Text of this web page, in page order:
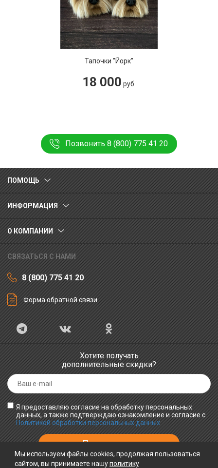
Тапочки "Йорк"
18 000 руб.
Позвонить 8 (800) 775 41 20
ПОМОЩЬ
ИНФОРМАЦИЯ
О КОМПАНИИ
СВЯЗАТЬСЯ С НАМИ
8 (800) 775 41 20
Форма обратной связи
Хотите получать
дополнительные скидки?
Я предоставляю согласие на обработку персональных
данных, а также подтверждаю ознакомление и согласие с
Политикой обработки персональных данных
Мы используем файлы cookies, продолжая пользоваться
сайтом, вы принимаете нашуполитику